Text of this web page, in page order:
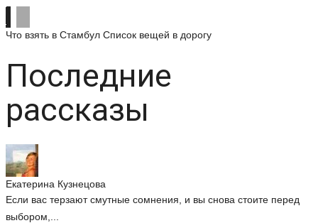
Что взять в Стамбул Список вещей в дорогу
Последние
рассказы
Екатерина Кузнецова
Если вас терзают смутные сомнения, и вы снова стоите перед
выбором,...